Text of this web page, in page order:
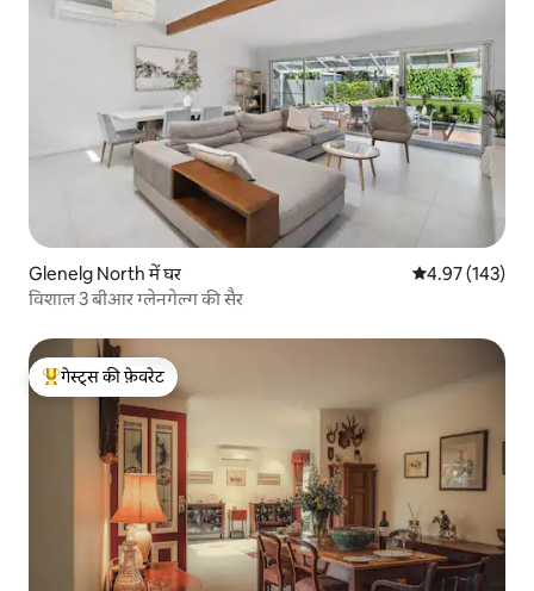
Glenelg North में घर औसत रेटिंग 5 में से
4.97 (143)
विशाल 3 बीआर ग्लेनगेल्ग की सैर
गेस्ट्स का टॉप फ़ेवरेट
गेस्ट्स की फ़ेवरेट